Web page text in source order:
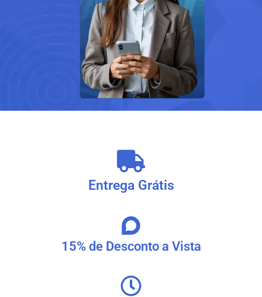
Entrega Grátis
15% de Desconto a Vista